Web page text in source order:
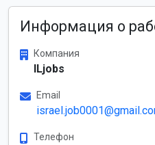
Информация о
Компания
ILjobs
Email
Телефон